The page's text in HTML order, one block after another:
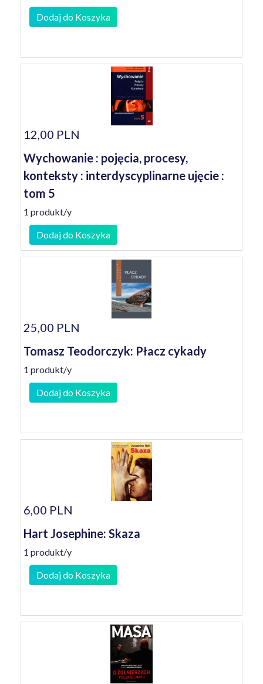
Dodaj do Koszyka
12,00 PLN
Wychowanie : pojęcia, procesy,
konteksty : interdyscyplinarne ujęcie :
tom 5
1 produkt/y
Dodaj do Koszyka
25,00 PLN
Tomasz Teodorczyk: Płacz cykady
1 produkt/y
Dodaj do Koszyka
6,00 PLN
Hart Josephine: Skaza
1 produkt/y
Dodaj do Koszyka